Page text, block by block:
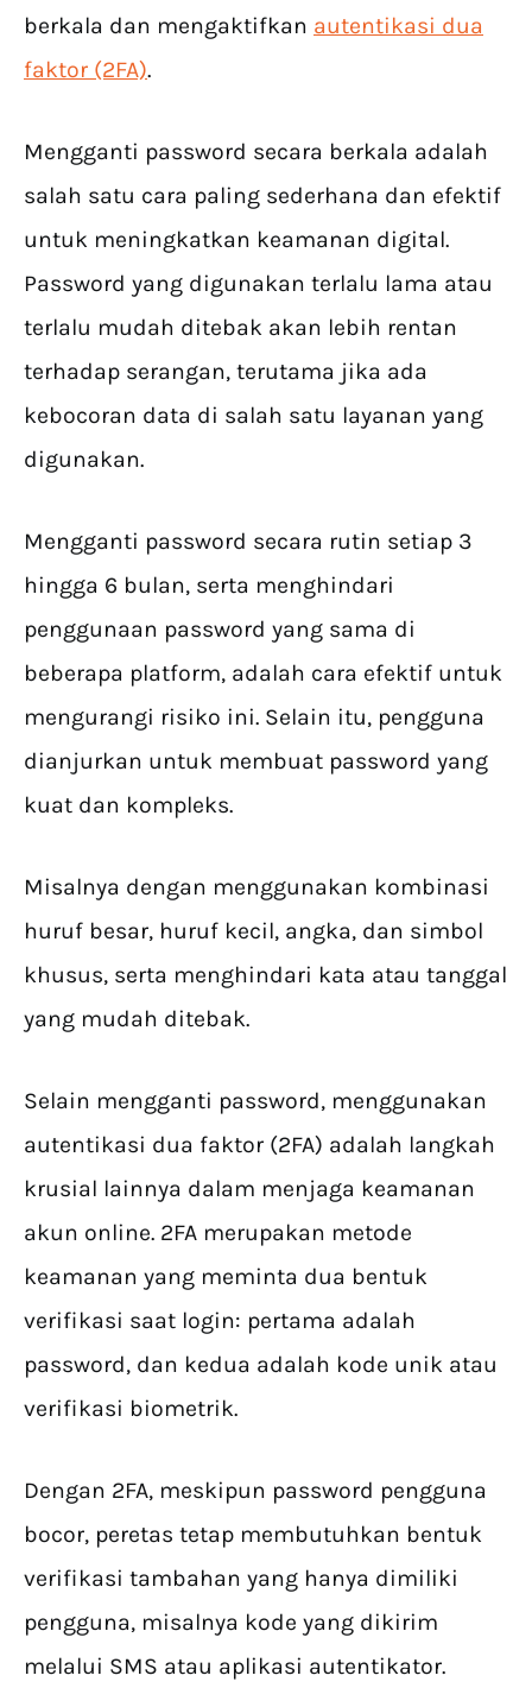
berkala dan mengaktifkan autentikasi dua
faktor (2FA).
Mengganti password secara berkala adalah
salah satu cara paling sederhana dan efektif
untuk meningkatkan keamanan digital.
Password yang digunakan terlalu lama atau
terlalu mudah ditebak akan lebih rentan
terhadap serangan, terutama jika ada
kebocoran data di salah satu layanan yang
digunakan.
Mengganti password secara rutin setiap 3
hingga 6 bulan, serta menghindari
penggunaan password yang sama di
beberapa platform, adalah cara efektif untuk
mengurangi risiko ini. Selain itu, pengguna
dianjurkan untuk membuat password yang
kuat dan kompleks.
Misalnya dengan menggunakan kombinasi
huruf besar, huruf kecil, angka, dan simbol
khusus, serta menghindari kata atau tanggal
yang mudah ditebak.
Selain mengganti password, menggunakan
autentikasi dua faktor (2FA) adalah langkah
krusial lainnya dalam menjaga keamanan
akun online. 2FA merupakan metode
keamanan yang meminta dua bentuk
verifikasi saat login: pertama adalah
password, dan kedua adalah kode unik atau
verifikasi biometrik.
Dengan 2FA, meskipun password pengguna
bocor, peretas tetap membutuhkan bentuk
verifikasi tambahan yang hanya dimiliki
pengguna, misalnya kode yang dikirim
melalui SMS atau aplikasi autentikator.